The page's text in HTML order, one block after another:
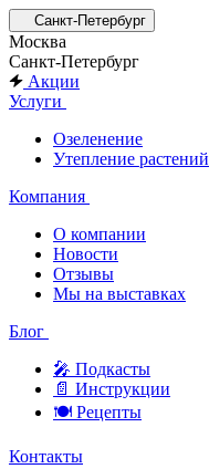
Санкт-Петербург
Москва
Санкт-Петербург
Акции
Услуги
Озеленение
Утепление растений
Компания
О компании
Новости
Отзывы
Мы на выставках
Блог
🎤︎︎ Подкасты
📄 Инструкции
🍽 Рецепты
Контакты